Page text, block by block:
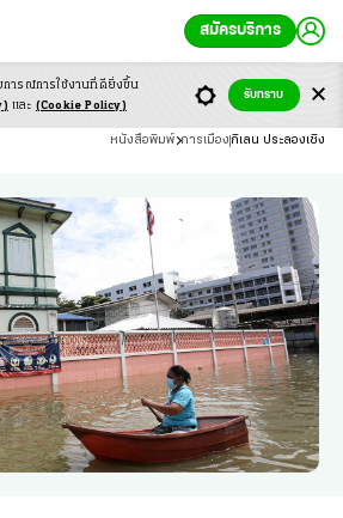
สมัครบริการ
หนังสือพิมพ์ การเมืองกิเลน ประลองเชิง
การณ์การใช้งานที่ดียิ่งขึ้น
และ (Cookie Policy)
รับทราบ